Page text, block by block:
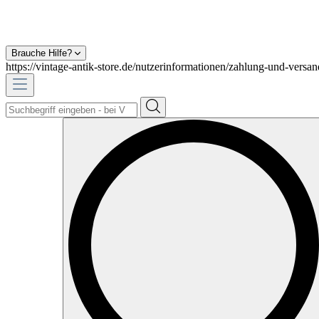
Brauche Hilfe?
https://vintage-antik-store.de/nutzerinformationen/zahlung-und-